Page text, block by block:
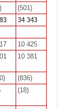
(501)
34 343
10 425
10 381
(836)
(18)